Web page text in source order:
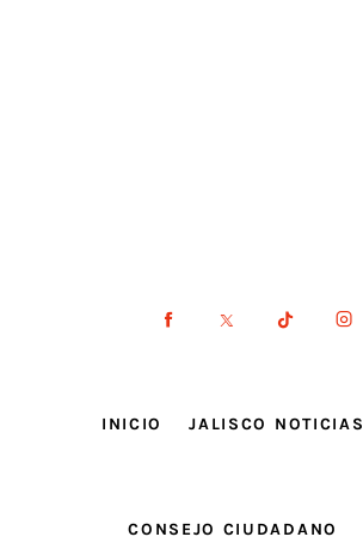
INICIO JALISCO NOTICIAS
CONSEJO CIUDADANO